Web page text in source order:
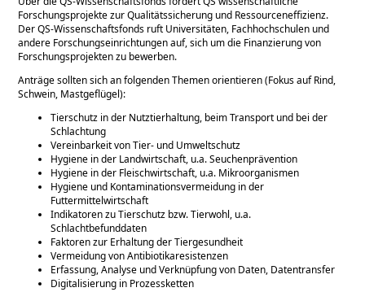
Forschungsprojekte zur Qualitätssicherung und Ressourceneffizienz.
Der QS-Wissenschaftsfonds ruft Universitäten, Fachhochschulen und
andere Forschungseinrichtungen auf, sich um die Finanzierung von
Forschungsprojekten zu bewerben.
Anträge sollten sich an folgenden Themen orientieren (Fokus auf Rind,
Schwein, Mastgeflügel):
Tierschutz in der Nutztierhaltung, beim Transport und bei der
Schlachtung
Vereinbarkeit von Tier- und Umweltschutz
Hygiene in der Landwirtschaft, u.a. Seuchenprävention
Hygiene in der Fleischwirtschaft, u.a. Mikroorganismen
Hygiene und Kontaminationsvermeidung in der
Futtermittelwirtschaft
Indikatoren zu Tierschutz bzw. Tierwohl, u.a.
Schlachtbefunddaten
Faktoren zur Erhaltung der Tiergesundheit
Vermeidung von Antibiotikaresistenzen
Erfassung, Analyse und Verknüpfung von Daten, Datentransfer
Digitalisierung in Prozessketten